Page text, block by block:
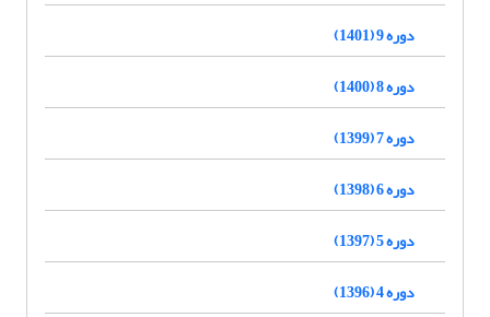
دوره 9 (1401)
دوره 8 (1400)
دوره 7 (1399)
دوره 6 (1398)
دوره 5 (1397)
دوره 4 (1396)